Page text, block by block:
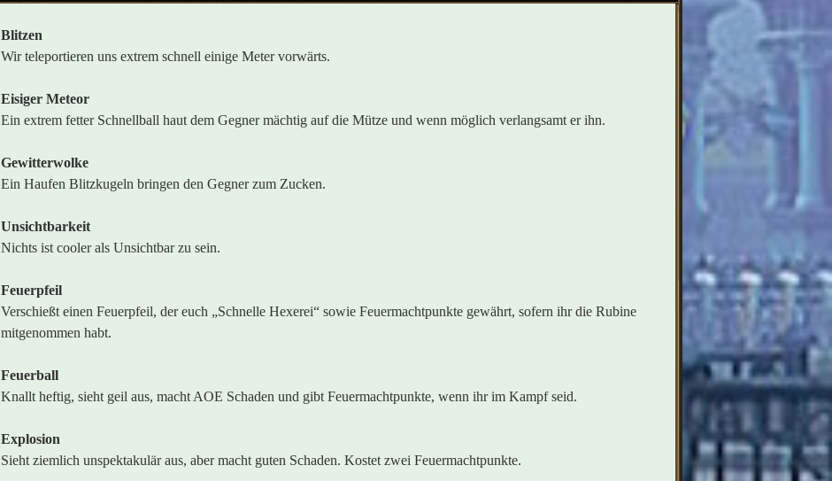
Blitzen
Wir teleportieren uns extrem schnell einige Meter vorwärts.
Eisiger Meteor
Ein extrem fetter Schnellball haut dem Gegner mächtig auf die Mütze und wenn möglich verlangsamt er ihn.
Gewitterwolke
Ein Haufen Blitzkugeln bringen den Gegner zum Zucken.
Unsichtbarkeit
Nichts ist cooler als Unsichtbar zu sein.
Feuerpfeil
Verschießt einen Feuerpfeil, der euch „Schnelle Hexerei“ sowie Feuermachtpunkte gewährt, sofern ihr die Rubine
mitgenommen habt.
Feuerball
Knallt heftig, sieht geil aus, macht AOE Schaden und gibt Feuermachtpunkte, wenn ihr im Kampf seid.
Explosion
Sieht ziemlich unspektakulär aus, aber macht guten Schaden. Kostet zwei Feuermachtpunkte.